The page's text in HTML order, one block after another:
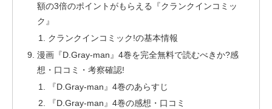
額の3倍のポイントがもらえる『クランクインコミッ
ク』
クランクインコミック!の基本情報
漫画『D.Gray-man』4巻を完全無料で読むべきか?感
想・口コミ・考察確認!
『D.Gray-man』4巻のあらすじ
『D.Gray-man』4巻の感想・口コミ